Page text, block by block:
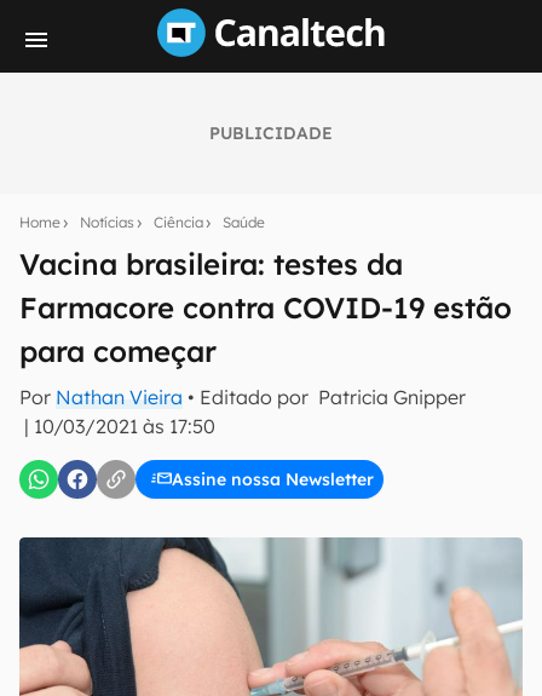
PUBLICIDADE
Home Notícias Ciência Saúde
Vacina brasileira: testes da
Farmacore contra COVID-19 estão
para começar
Por Nathan Vieira • Editado por Patricia Gnipper
| 10/03/2021 às 17:50
Assine nossa Newsletter
notícias e reviews sobre tecnologia em primeira
mão.
E-mail
inscreva-se
Confirmo que li, aceito e concordo com os Termos de
Uso e Política de Privacidade do Canaltech.